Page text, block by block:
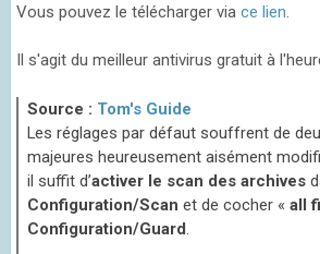
Vous pouvez le télécharger via ce lien.
Il s'agit du meilleur antivirus gratuit à
Source : Tom's Guide
Les réglages par défaut souffrent de
majeures heureusement aisément
il suffit d’activer le scan des archives
Configuration/Scan et de cocher « all
Configuration/Guard